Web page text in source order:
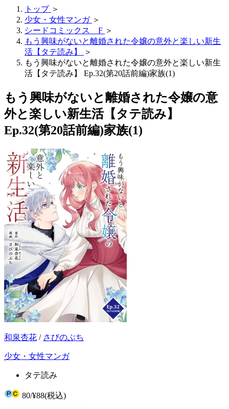
トップ ＞
少女・女性マンガ ＞
シードコミックス F ＞
もう興味がないと離婚された令嬢の意外と楽しい新生
活【タテ読み】
＞
もう興味がないと離婚された令嬢の意外と楽しい新生
活【タテ読み】 Ep.32(第20話前編)家族(1)
もう興味がないと離婚された令嬢の意
外と楽しい新生活【タテ読み】
Ep.32(第20話前編)家族(1)
和泉杏花 / さびのぶち
少女・女性マンガ
タテ読み
80/¥88(税込)